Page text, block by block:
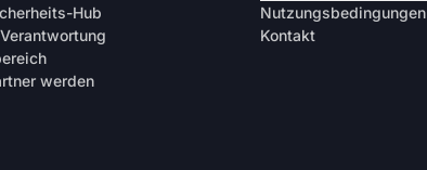
Hub
werden
Nutzungsbedingungen
Kontakt